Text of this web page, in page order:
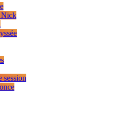
Nick
session